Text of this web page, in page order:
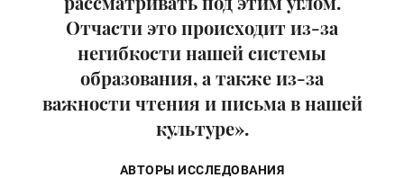
Отчасти это происходит из-за
негибкости нашей системы
образования, а также из-за
важности чтения и письма в нашей
культуре».
АВТОРЫ ИССЛЕДОВАНИЯ